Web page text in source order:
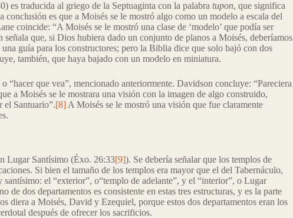
es traducida al griego de la Septuaginta con la palabra tupon, que significa
es que a Moisés se le mostró algo como un modelo a escala del
coincide: “A Moisés se le mostró una clase de ‘modelo’ que podía ser
que, si Dios hubiera dado un conjunto de planos a Moisés, deberíamos
guía para los constructores; pero la Biblia dice que solo bajó con dos
también, que haya bajado con un modelo en miniatura.
“hacer que vea”, mencionado anteriormente. Davidson concluye: “Pareciera
a Moisés se le mostrara una visión con la imagen de algo construido,
el Santuario”.[8]A Moisés se le mostró una visión que fue claramente
Lugar Santísimo (Éxo. 26:33[9]). Se debería señalar que los templos de
Si bien el tamaño de los templos era mayor que el del Tabernáculo,
el “exterior”, o“templo de adelante”, y el “interior”, o Lugar
de dos departamentos es consistente en estas tres estructuras, y es la parte
diera a Moisés, David y Ezequiel, porque estos dos departamentos eran los
después de ofrecer los sacrificios.